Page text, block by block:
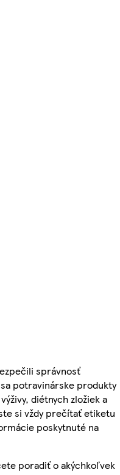
správnosť
potravinárske produkty
diétnych zložiek a
si vždy prečítať etiketu
poskytnuté na
poradiť o akýchkoľvek